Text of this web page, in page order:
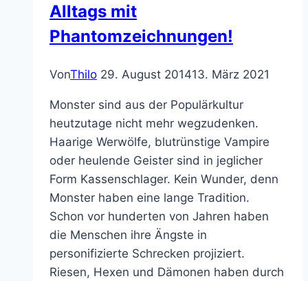
Alltags mit
Phantomzeichnungen!
VonThilo 29. August 201413. März 2021
Monster sind aus der Populärkultur
heutzutage nicht mehr wegzudenken.
Haarige Werwölfe, blutrünstige Vampire
oder heulende Geister sind in jeglicher
Form Kassenschlager. Kein Wunder, denn
Monster haben eine lange Tradition.
Schon vor hunderten von Jahren haben
die Menschen ihre Ängste in
personifizierte Schrecken projiziert.
Riesen, Hexen und Dämonen haben durch